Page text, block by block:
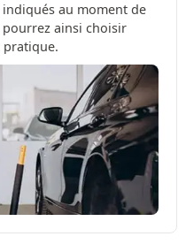
au moment de
pourrez ainsi choisir
pratique.